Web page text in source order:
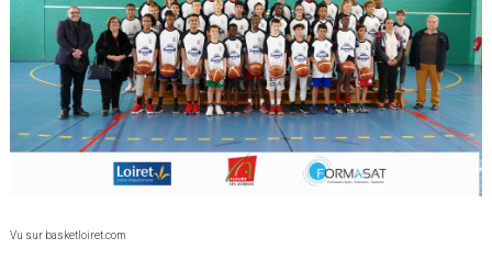
Vu sur basketloiret.com